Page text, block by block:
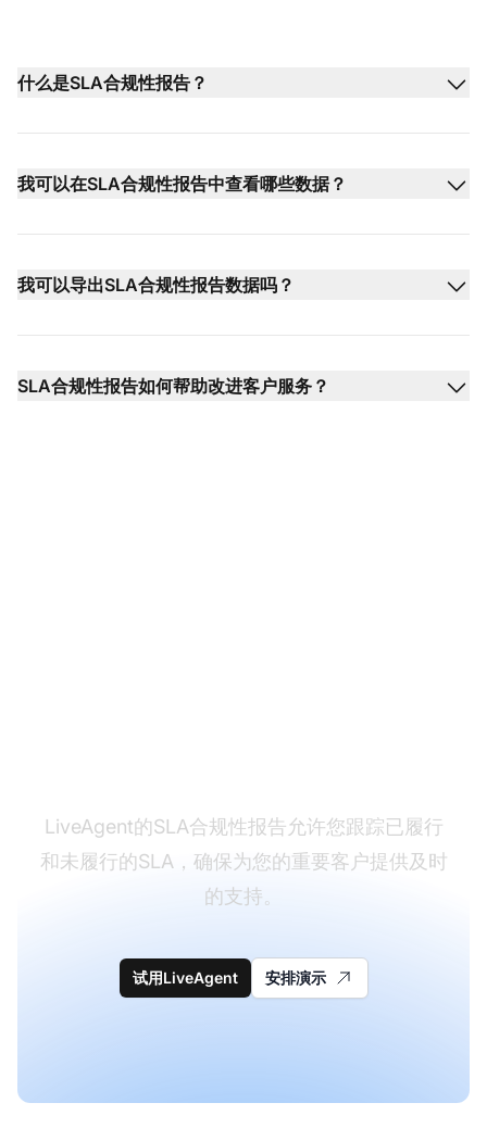
什么是SLA合规性报告？
我可以在SLA合规性报告中查看哪些数据？
我可以导出SLA合规性报告数据吗？
SLA合规性报告如何帮助改进客户服务？
LiveAgent的SLA合规性报告允许您跟踪已履行
和未履行的SLA，确保为您的重要客户提供及时
的支持。
试用LiveAgent 安排演示